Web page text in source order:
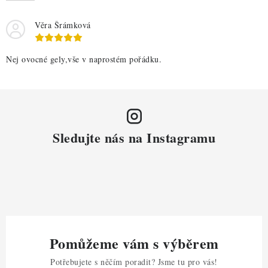
Věra Šrámková
Nej ovocné gely,vše v naprostém pořádku.
Sledujte nás na Instagramu
Pomůžeme vám s výběrem
Potřebujete s něčím poradit? Jsme tu pro vás!